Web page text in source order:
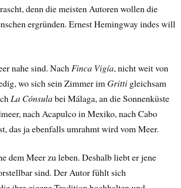
denn die meisten Autoren wollen die
ergründen. Ernest Hemingway indes will
nahe sind. Nach Finca Vigía, nicht weit von
wo sich sein Zimmer im Gritti gleichsam
La Cónsulabei Málaga, an die Sonnenküste
nach Acapulco in Mexiko, nach Cabo
das ja ebenfalls umrahmt wird vom Meer.
dem Meer zu leben. Deshalb liebt er jene
sind. Der Autor fühlt sich